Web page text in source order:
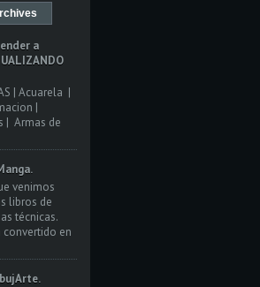
a
| Acuarela |
|
| Armas de
venimos
libros de
técnicas.
convertido en